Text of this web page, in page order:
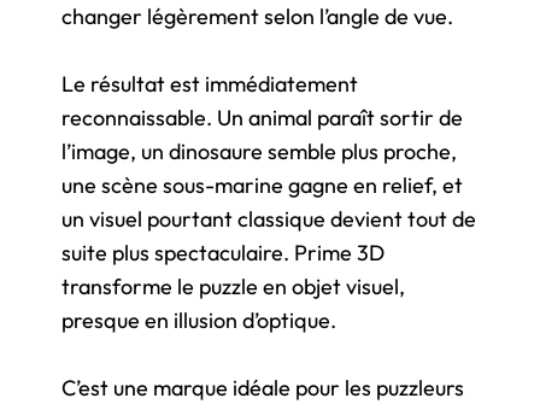
changer légèrement selon l’angle de vue.
Le résultat est immédiatement
reconnaissable. Un animal paraît sortir de
l’image, un dinosaure semble plus proche,
une scène sous-marine gagne en relief, et
un visuel pourtant classique devient tout de
suite plus spectaculaire. Prime 3D
transforme le puzzle en objet visuel,
presque en illusion d’optique.
C’est une marque idéale pour les puzzleurs